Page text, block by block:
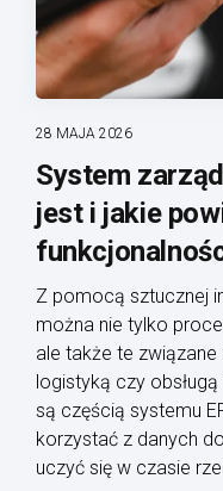
28 MAJA 2026
System
jest i jakie
Z pomocą sztucznej
można nie tylko
ale także te
logistyką czy
są częścią systemu
korzystać z danych
uczyć się w czasie